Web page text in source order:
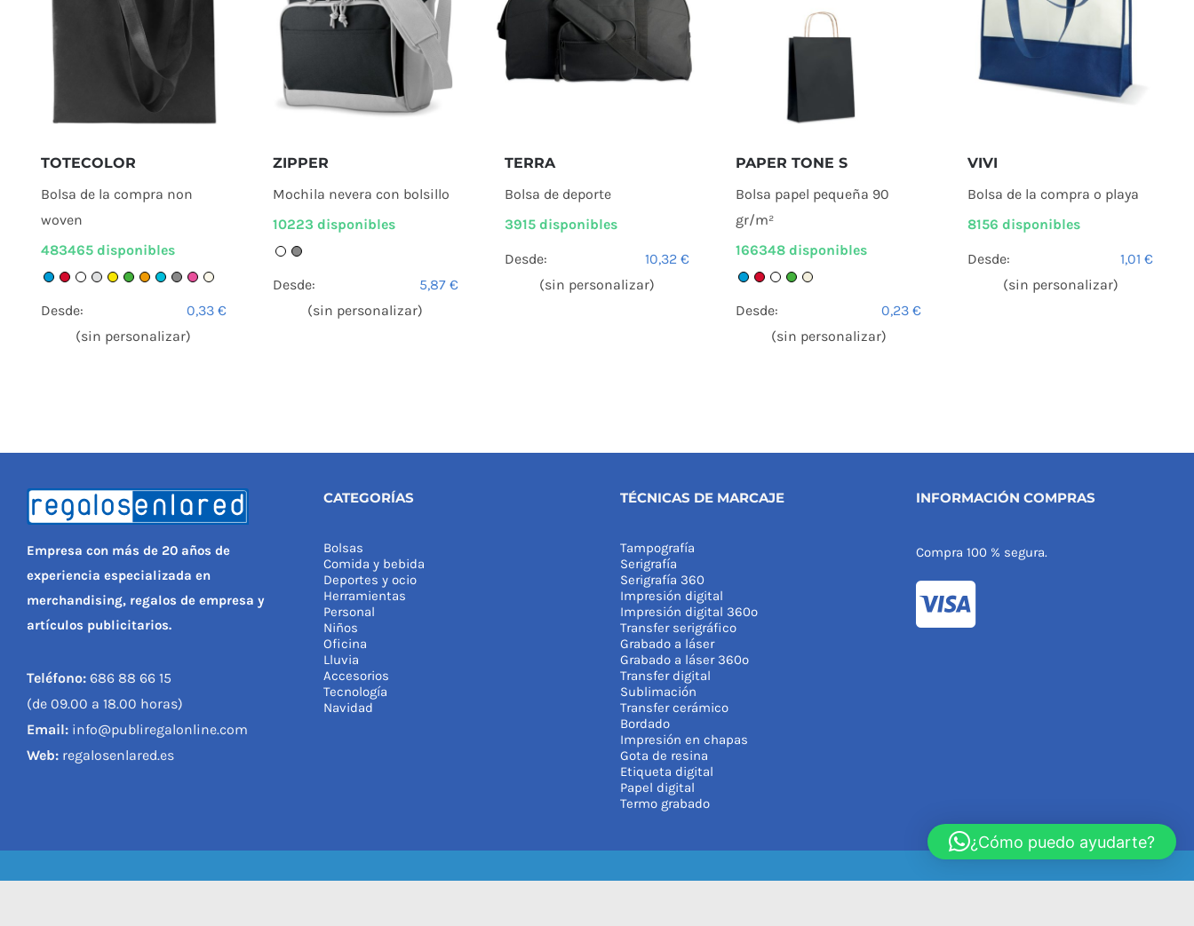
TOTECOLOR
Bolsa de la compra non
woven
483465 disponibles
Desde: 0,33 €
(sin personalizar)
ZIPPER
Mochila nevera con bolsillo
10223 disponibles
Desde: 5,87 €
(sin personalizar)
TERRA
Bolsa de deporte
3915 disponibles
Desde: 10,32€
(sin personalizar)
PAPER TONE S
Bolsa papel pequeña 90
gr/m²
166348 disponibles
Desde: 0,23€
(sin personalizar)
VIVI
Bolsa de la compra o playa
8156 disponibles
Desde: 1,01€
(sin personalizar)
Empresa con más de 20 años de
experiencia especializada en
merchandising, regalos de empresa y
artículos publicitarios.
Teléfono:686 88 66 15
(de 09.00 a 18.00 horas)
Email:info@publiregalonline.com
Web:regalosenlared.es
CATEGORÍAS
Bolsas
Comida y bebida
Deportes y ocio
Herramientas
Personal
Niños
Oficina
Lluvia
Accesorios
Tecnología
Navidad
TÉCNICAS DE MARCAJE
Tampografía
Serigrafía
Serigrafía 360
Impresión digital
Impresión digital 360º
Transfer serigráfico
Grabado a láser
Grabado a láser 360º
Transfer digital
Sublimación
Transfer cerámico
Bordado
Impresión en chapas
Gota de resina
Etiqueta digital
Papel digital
Termo grabado
INFORMACIÓN COMPRAS
Compra 100 % segura.
¿Cómo puedo ayudarte?